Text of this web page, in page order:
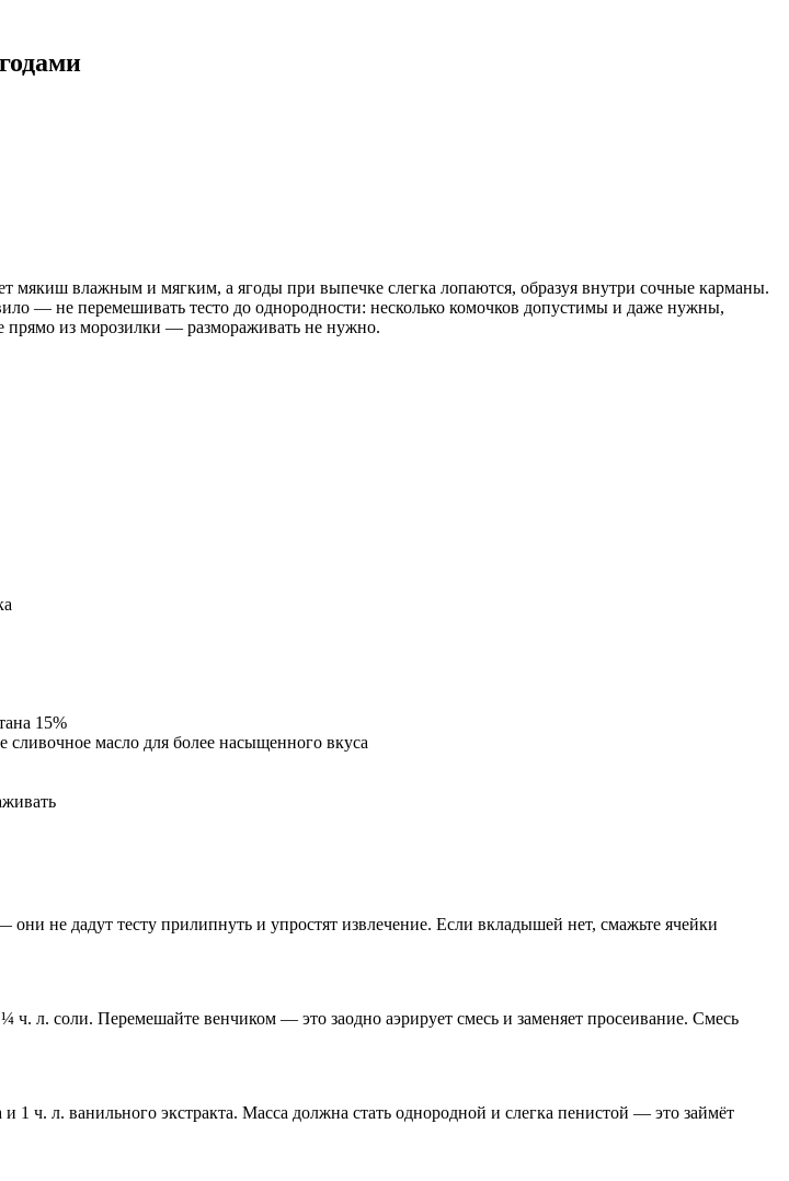
мякиш влажным и мягким, а ягоды при выпечке слегка лопаются, образуя внутри сочные карманы.
— не перемешивать тесто до однородности: несколько комочков допустимы и даже нужны,
прямо из морозилки — размораживать не нужно.
15%
масло для более насыщенного вкуса
не дадут тесту прилипнуть и упростят извлечение. Если вкладышей нет, смажьте ячейки
л. соли. Перемешайте венчиком — это заодно аэрирует смесь и заменяет просеивание. Смесь
1 ч. л. ванильного экстракта. Масса должна стать однородной и слегка пенистой — это займёт